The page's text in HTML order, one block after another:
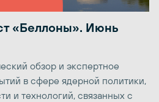
«Беллоны». Июнь
обзор и экспертное
в сфере ядерной политики,
и технологий, связанных с